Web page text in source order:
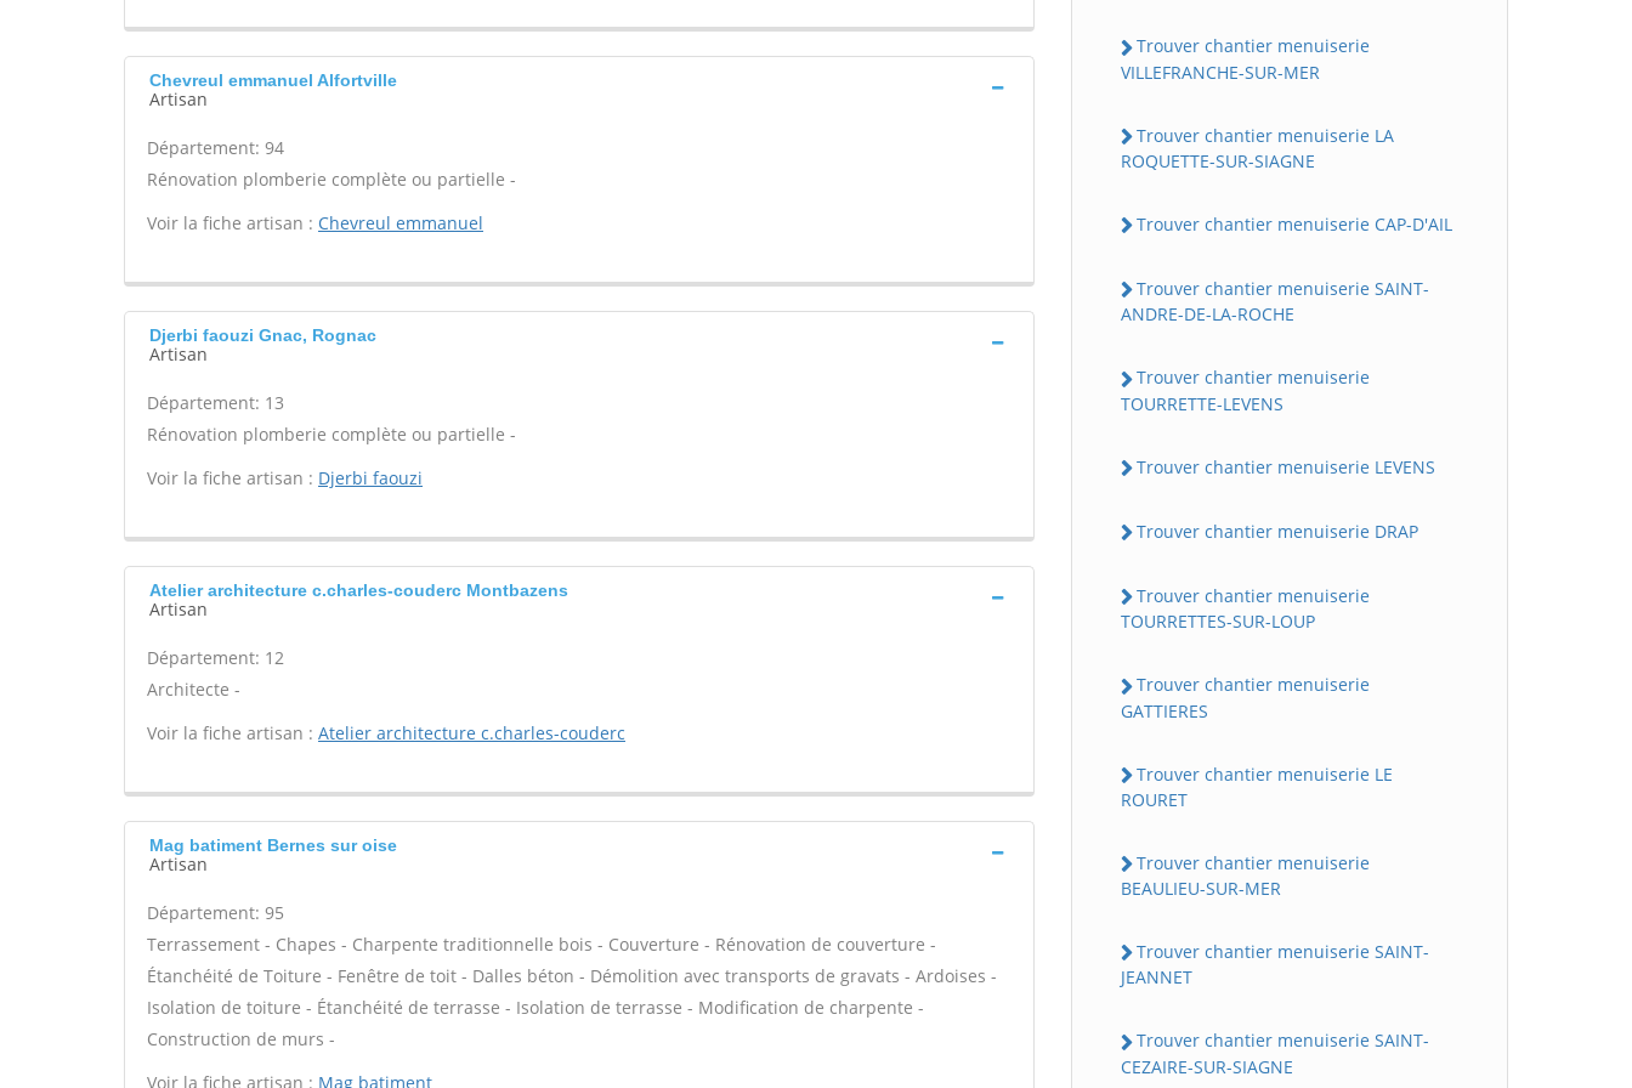
Chevreul emmanuel Alfortville
Artisan
Département: 94
Rénovation plomberie complète ou partielle -
Voir la fiche artisan : Chevreul emmanuel
Djerbi faouzi Gnac, Rognac
Artisan
Département: 13
Rénovation plomberie complète ou partielle -
Voir la fiche artisan : Djerbi faouzi
Atelier architecture c.charles-couderc Montbazens
Artisan
Département: 12
Architecte -
Voir la fiche artisan : Atelier architecture c.charles-couderc
Mag batiment Bernes sur oise
Artisan
Département: 95
Terrassement - Chapes - Charpente traditionnelle bois - Couverture - Rénovation de couverture -
Étanchéité de Toiture - Fenêtre de toit - Dalles béton - Démolition avec transports de gravats - Ardoises -
Isolation de toiture - Étanchéité de terrasse - Isolation de terrasse - Modification de charpente -
Construction de murs -
Voir la fiche artisan : Mag batiment
Trouver chantier menuiserie
VILLEFRANCHE-SUR-MER
Trouver chantier menuiserie LA
ROQUETTE-SUR-SIAGNE
Trouver chantier menuiserie CAP-D'AIL
Trouver chantier menuiserie SAINT-
ANDRE-DE-LA-ROCHE
Trouver chantier menuiserie
TOURRETTE-LEVENS
Trouver chantier menuiserie LEVENS
Trouver chantier menuiserie DRAP
Trouver chantier menuiserie
TOURRETTES-SUR-LOUP
Trouver chantier menuiserie
GATTIERES
Trouver chantier menuiserie LE
ROURET
Trouver chantier menuiserie
BEAULIEU-SUR-MER
Trouver chantier menuiserie SAINT-
JEANNET
Trouver chantier menuiserie SAINT-
CEZAIRE-SUR-SIAGNE